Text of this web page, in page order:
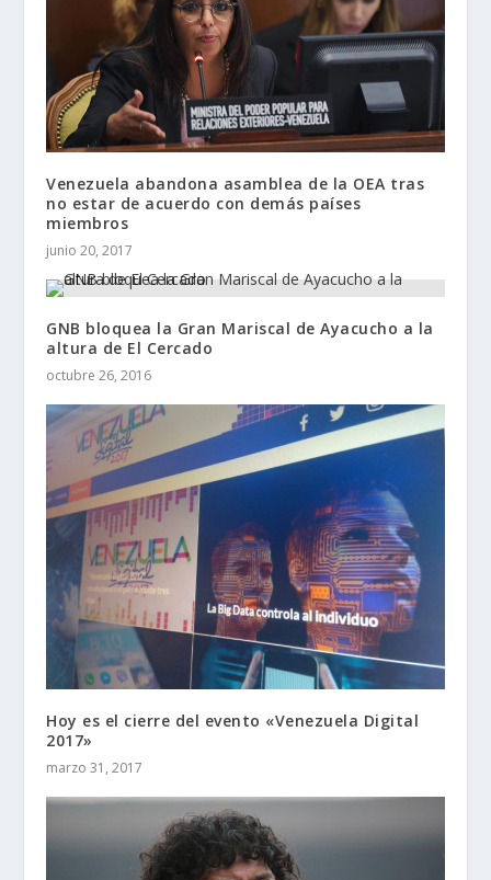
Venezuela abandona asamblea de la OEA tras
no estar de acuerdo con demás países
miembros
junio 20, 2017
GNB bloquea la Gran Mariscal de Ayacucho a la
altura de El Cercado
octubre 26, 2016
Hoy es el cierre del evento «Venezuela Digital
2017»
marzo 31, 2017